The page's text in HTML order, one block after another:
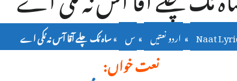
Naat
»اردو نعتیں »س »ساہ مُک چلے آقا آس نہ مُکی اے
نعت خواں: